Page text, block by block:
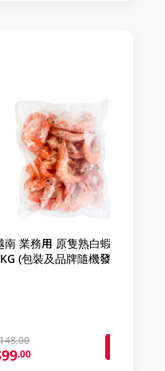
南 業務用 原隻熟白蝦
(包裝及品牌隨機發放)
.00